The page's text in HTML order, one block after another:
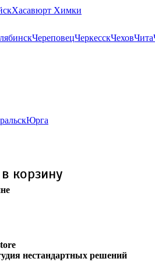
Хасавюрт Химки
ЧереповецЧеркесскЧеховЧита
Юрга
корзину
нестандартных решений